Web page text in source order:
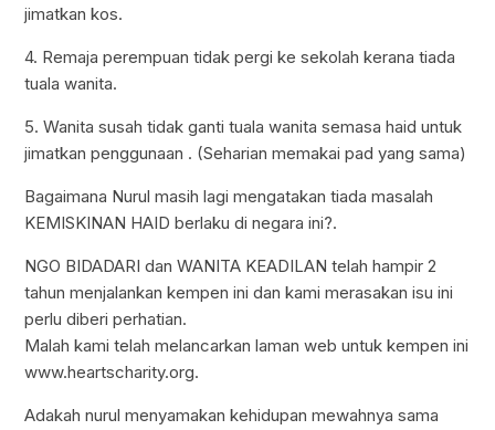
jimatkan kos.
4. Remaja perempuan tidak pergi ke sekolah kerana tiada
tuala wanita.
5. Wanita susah tidak ganti tuala wanita semasa haid untuk
jimatkan penggunaan . (Seharian memakai pad yang sama)
Bagaimana Nurul masih lagi mengatakan tiada masalah
KEMISKINAN HAID berlaku di negara ini?.
NGO BIDADARI dan WANITA KEADILAN telah hampir 2
tahun menjalankan kempen ini dan kami merasakan isu ini
perlu diberi perhatian.
Malah kami telah melancarkan laman web untuk kempen ini
www.heartscharity.org.
Adakah nurul menyamakan kehidupan mewahnya sama